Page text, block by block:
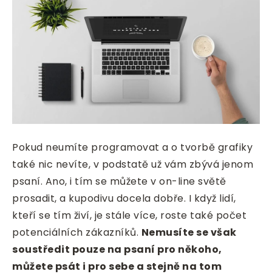
Pokud neumíte programovat a o tvorbě grafiky
také nic nevíte, v podstatě už vám zbývá jenom
psaní. Ano, i tím se můžete v on-line světě
prosadit, a kupodivu docela dobře. I když lidí,
kteří se tím živí, je stále více, roste také počet
potenciálních zákazníků. Nemusíte se však
soustředit pouze na psaní pro někoho,
můžete psát i pro sebe a stejně na tom